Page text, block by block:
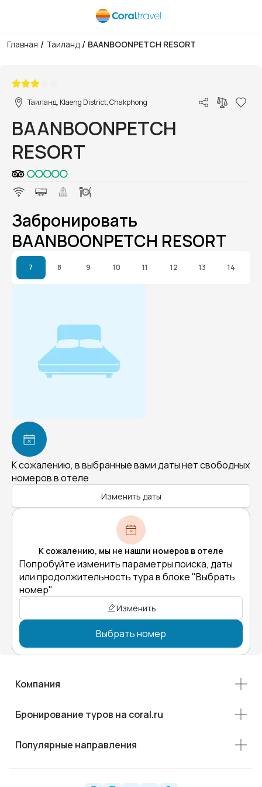
Главная / Таиланд / BAANBOONPETCH RESORT
Таиланд, Klaeng District, Chakphong
BAANBOONPETCH
RESORT
Забронировать
BAANBOONPETCH RESORT
7 8 9 10 11 12 13 14
К сожалению, в выбранные вами даты нет свободных
номеров в отеле
Изменить даты
К сожалению, мы не нашли номеров в отеле
Попробуйте изменить параметры поиска, даты
или продолжительность тура в блоке "Выбрать
номер"
Изменить
Выбрать номер
Компания
Бронирование туров на coral.ru
Популярные направления